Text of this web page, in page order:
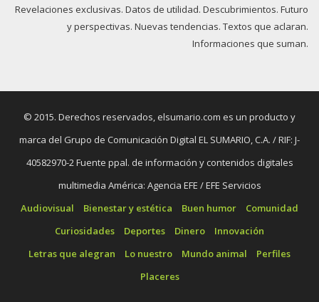
Revelaciones exclusivas. Datos de utilidad. Descubrimientos. Futuro
y perspectivas. Nuevas tendencias. Textos que aclaran.
Informaciones que suman.
© 2015. Derechos reservados, elsumario.com es un producto y
marca del Grupo de Comunicación Digital EL SUMARIO, C.A. / RIF: J-
40582970-2 Fuente ppal. de información y contenidos digitales
multimedia América: Agencia EFE / EFE Servicios
Audiovisual
Bienestar y estética Buen humor
Comunidad
Curiosidades
Deportes Dinero
Innovación
Letras que alegran
Lo nuestro Mundo animal
Perfiles
Placeres